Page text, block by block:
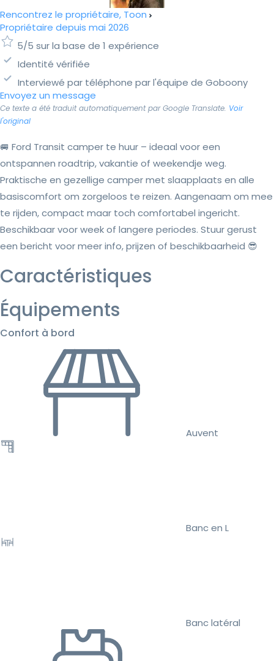
Rencontrez le propriétaire, Toon
Propriétaire depuis mai 2026
5/5 sur la base de 1 expérience
Identité vérifiée
Interviewé par téléphone par l'équipe de Goboony
Envoyez un message
Ce texte a été traduit automatiquement par Google Translate. Voir
l'original
🚐 Ford Transit camper te huur – ideaal voor een
ontspannen roadtrip, vakantie of weekendje weg.
Praktische en gezellige camper met slaapplaats en alle
basiscomfort om zorgeloos te reizen. Aangenaam om mee
te rijden, compact maar toch comfortabel ingericht.
Beschikbaar voor week of langere periodes. Stuur gerust
een bericht voor meer info, prijzen of beschikbaarheid 😎
Caractéristiques
Équipements
Confort à bord
Auvent
Banc en L
Banc latéral